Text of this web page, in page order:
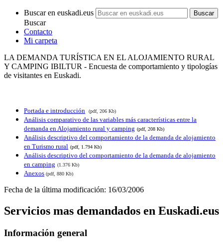
Buscar en euskadi.eus
Buscar
Contacto
Mi carpeta
LA DEMANDA TURÍSTICA EN EL ALOJAMIENTO RURAL
Y CAMPING IBILTUR - Encuesta de comportamiento y tipologías
de visitantes en Euskadi.
Portada e introducción (pdf, 206 Kb)
Análisis comparativo de las variables más características entre la
demanda en Alojamiento rural y camping (pdf, 208 Kb)
Análisis descriptivo del comportamiento de la demanda de alojamiento
en Turismo rural (pdf, 1.794 Kb)
Análisis descriptivo del comportamiento de la demanda de alojamiento
en camping (1.376 Kb)
Anexos (pdf, 880 Kb)
Fecha de la última modificación: 16/03/2006
Servicios mas demandados en Euskadi.eus
Información general